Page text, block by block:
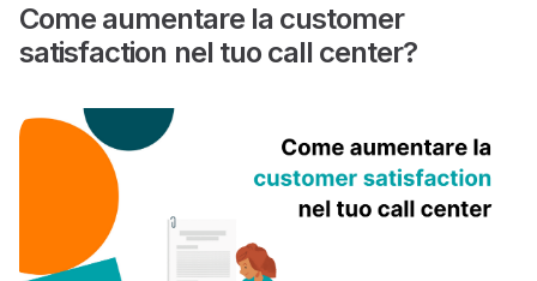
Come aumentare la customer
satisfaction nel tuo call center?